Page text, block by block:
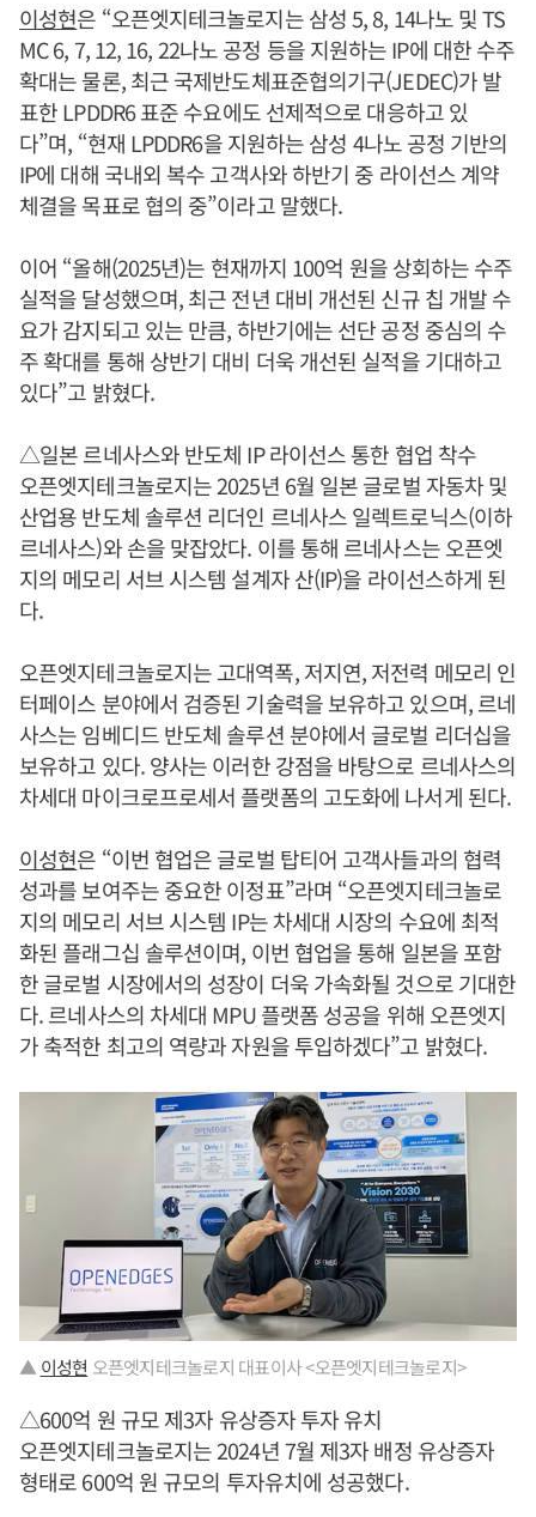
이성현은 “오픈엣지테크놀로지는 삼성 5, 8, 14나노 및 TS
MC 6, 7, 12, 16, 22나노 공정 등을 지원하는 IP에 대한 수주
확대는 물론, 최근 국제반도체표준협의기구(JEDEC)가 발
표한 LPDDR6 표준 수요에도 선제적으로 대응하고 있
다”며, “현재 LPDDR6을 지원하는 삼성 4나노 공정 기반의
IP에 대해 국내외 복수 고객사와 하반기 중 라이선스 계약
체결을 목표로 협의 중”이라고 말했다.
이어 “올해(2025년)는 현재까지 100억 원을 상회하는 수주
실적을 달성했으며, 최근 전년 대비 개선된 신규 칩 개발 수
요가 감지되고 있는 만큼, 하반기에는 선단 공정 중심의 수
주 확대를 통해 상반기 대비 더욱 개선된 실적을 기대하고
있다”고 밝혔다.
△일본 르네사스와 반도체 IP 라이선스 통한 협업 착수
오픈엣지테크놀로지는 2025년 6월 일본 글로벌 자동차 및
산업용 반도체 솔루션 리더인 르네사스 일렉트로닉스(이하
르네사스)와 손을 맞잡았다. 이를 통해 르네사스는 오픈엣
지의 메모리 서브 시스템 설계자 산(IP)을 라이선스하게 된
다.
오픈엣지테크놀로지는 고대역폭, 저지연, 저전력 메모리 인
터페이스 분야에서 검증된 기술력을 보유하고 있으며, 르네
사스는 임베디드 반도체 솔루션 분야에서 글로벌 리더십을
보유하고 있다. 양사는 이러한 강점을 바탕으로 르네사스의
차세대 마이크로프로세서 플랫폼의 고도화에 나서게 된다.
이성현은 “이번 협업은 글로벌 탑티어 고객사들과의 협력
성과를 보여주는 중요한 이정표”라며 “오픈엣지테크놀로
지의 메모리 서브 시스템 IP는 차세대 시장의 수요에 최적
화된 플래그십 솔루션이며, 이번 협업을 통해 일본을 포함
한 글로벌 시장에서의 성장이 더욱 가속화될 것으로 기대한
다. 르네사스의 차세대 MPU 플랫폼 성공을 위해 오픈엣지
가 축적한 최고의 역량과 자원을 투입하겠다”고 밝혔다.
▲ 이성현 오픈엣지테크놀로지 대표이사 <오픈엣지테크놀로지>
△600억 원 규모 제3자 유상증자 투자 유치
오픈엣지테크놀로지는 2024년 7월 제3자 배정 유상증자
형태로 600억 원 규모의 투자유치에 성공했다.